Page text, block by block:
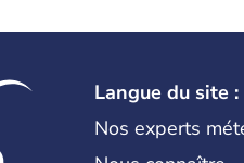
Langue du site :
Nos experts